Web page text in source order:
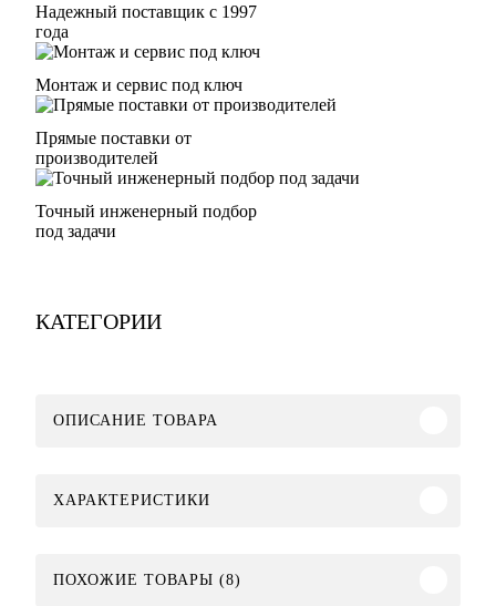
Надежный поставщик с 1997
года
Монтаж и сервис под ключ
Прямые поставки от
производителей
Точный инженерный подбор
под задачи
КАТЕГОРИИ
ОПИСАНИЕ ТОВАРА
ХАРАКТЕРИСТИКИ
ПОХОЖИЕ ТОВАРЫ (8)